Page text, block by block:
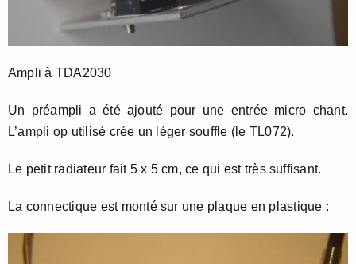
Ampli à TDA2030
Un préampli a été ajouté pour une entrée micro chant.
L’ampli op utilisé crée un léger souffle (le TL072).
Le petit radiateur fait 5 x 5 cm, ce qui est très suffisant.
La connectique est monté sur une plaque en plastique :